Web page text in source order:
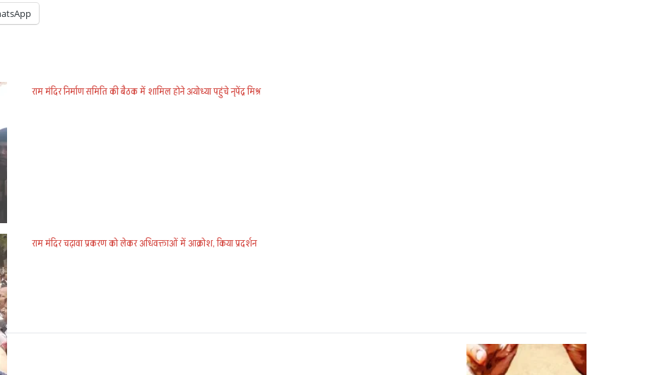
राम मंदिर निर्माण समिति की बैठक में शामिल होने अयोध्या पहुंचे नृपेंद्र मिश्र
राम मंदिर चढ़ावा प्रकरण को लेकर अधिवक्ताओं में आक्रोश, किया प्रदर्शन